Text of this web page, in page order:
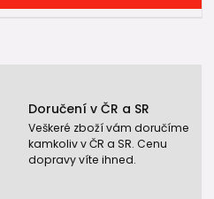
Doručení v ČR a SR
Veškeré zboží vám doručíme
kamkoliv v ČR a SR. Cenu
dopravy víte ihned.